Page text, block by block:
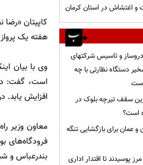
کاپیتان
هفته یک
وی با بیان
است، گفت:
افزایش یابد.
معاون وزیر
فرودگاه‌های
بندرعباس و
و اغتشاش در استان کرمان
و تاسیس شرکتهای
دستگاه نظارتی با چه
سقف تیرچه بلوک در
است؟
و عمان برای بازگشایی تنگه
پوسیدند تا اقتدار اداری